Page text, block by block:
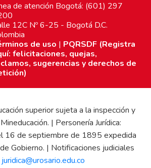
de atención Bogotá: (601) 297
12C Nº 6-25 - Bogotá D.C.
de uso | PQRSDF (Registra
felicitaciones, quejas,
sugerencias y derechos de
superior sujeta a la inspección y
| Personería Jurídica:
16 de septiembre de 1895 expedida
Gobierno. | Notificaciones judiciales
juridica@urosario.edu.co